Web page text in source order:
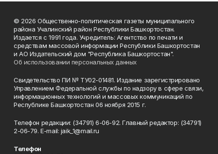
© 2026 Общественно-политическая газеты муниципального
района Учалинский район Республики Башкортостан.
Издается с 1991 года. Учредитель: Агентство по печати и
средствам массовой информации Республики Башкортостан
и АО Издательский дом "Республика Башкортостан".
Об использовании персональных данных
Свидетельство ПИ № ТУ02-01481. Издание зарегистрировано
Управлением Федеральной службы по надзору в сфере связи,
информационных технологий и массовых коммуникаций по
Республике Башкортостан 06 ноября 2015 г.
Телефон редакции: (34791) 6-06-92. Главный редактор: (34791)
2-06-79. Е-mаil: jaik_1@mail.ru
Телефон